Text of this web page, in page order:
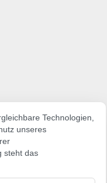
Technologien,
unseres
steht das